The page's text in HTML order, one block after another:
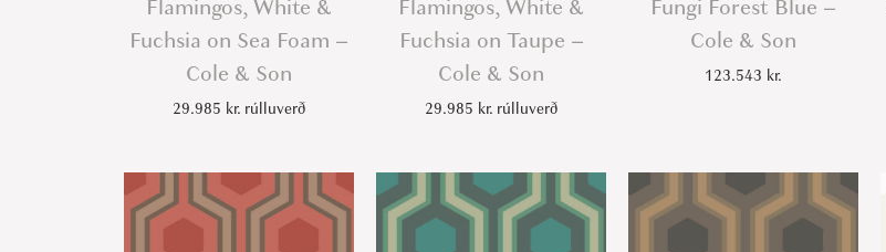
Flamingos, White &
Fuchsia on Sea Foam –
Cole & Son
29.985 kr. rúlluverð
Flamingos, White &
Fuchsia on Taupe –
Cole & Son
29.985 kr. rúlluverð
Fungi Forest Blue –
Cole & Son
123.543 kr.